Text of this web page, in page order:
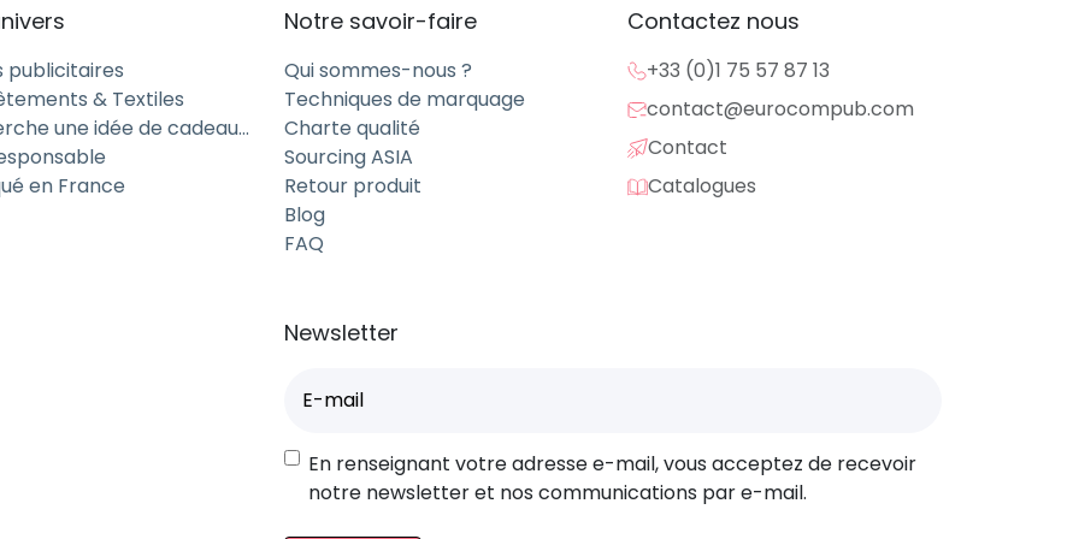
avec la transparence pour créer un visuel original : un logo discret, un motif graphique ou même
ainsi une pièce design à votre image.
de l’environnement
personnalisés sont conçus en rPET, un matériau issu de plastique recyclé. C’est une option à la
valoriser une communication plus durable.
: une gamme complète pour tous vos besoins
publicitaires
& Textiles
une idée de cadeau…
en France
Notre savoir-faire
Qui sommes-nous ?
Techniques de marquage
Charte qualité
Sourcing ASIA
Retour produit
Blog
FAQ
Contactez nous
+33 (0)1 75 57 87 13
contact@eurocompub.com
Contact
Catalogues
Newsletter
mail(Nécessaire)
RGPD
En renseignant votre adresse e-mail, vous acceptez de recevoir
notre newsletter et nos communications par e-mail.